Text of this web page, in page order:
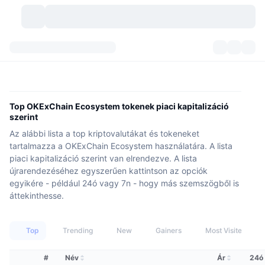
Történelmi pillanatképek
Token feloldások
Piacáttekintés
Azonnali piac
Kriptovaluták száma
Felkapott
Új
Mém felfedező
Centralizált tőzsdék
Azonnali
Közösség
Hírfolyam
API
Top OKExChain Ecosystem tokenek piaci kapitalizáció
szerint
Az alábbi lista a top kriptovalutákat és tokeneket
tartalmazza a OKExChain Ecosystem használatára. A lista
piaci kapitalizáció szerint van elrendezve. A lista
újrarendezéséhez egyszerűen kattintson az opciók
egyikére - például 24ó vagy 7n - hogy más szemszögből is
áttekinthesse.
Top Trending New Gainers Most Visited
# Név Ár 24ó